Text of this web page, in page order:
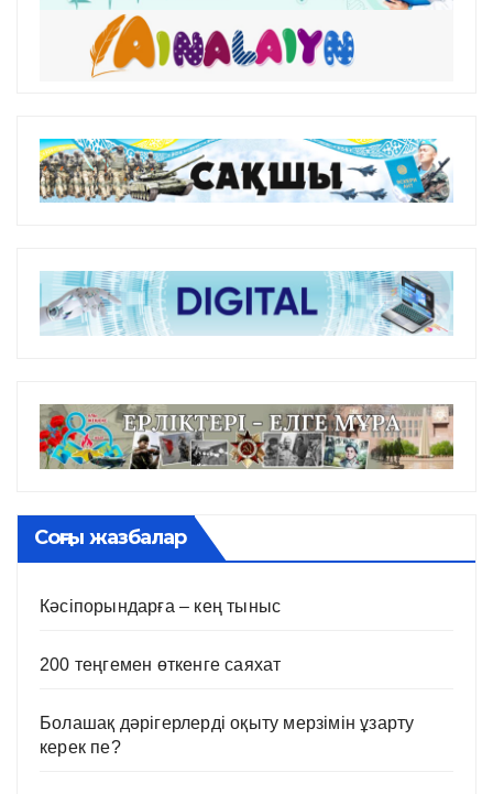
Соңғы жазбалар
Кәсіпорындарға – кең тыныс
200 теңгемен өткенге саяхат
Болашақ дәрігерлерді оқыту мерзімін ұзарту
керек пе?